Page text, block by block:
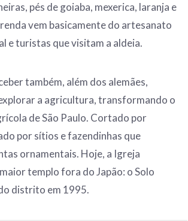
pés de goiaba, mexerica, laranja e
vem basicamente do artesanato
e turistas que visitam a aldeia.
também, além dos alemães,
a agricultura, transformando o
de São Paulo. Cortado por
por sítios e fazendinhas que
ornamentais. Hoje, a Igreja
templo fora do Japão: o Solo
distrito em 1995.